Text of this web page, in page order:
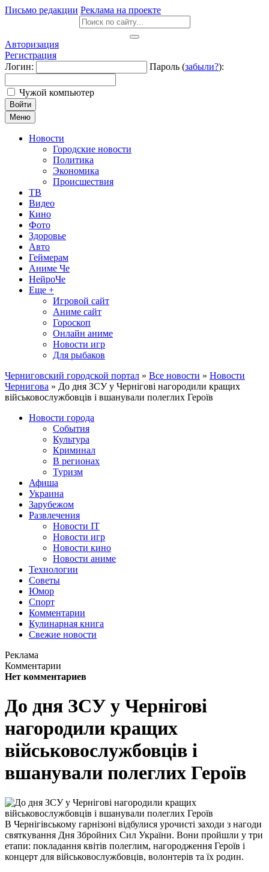
Письмо редакции Реклама на проекте
Авторизация
Регистрация
Логин:
Пароль (забыли?):
Чужой компьютер
Войти
Меню
Новости
Городские новости
Политика
Экономика
Происшествия
ТВ
Видео
Кино
Фото
Здоровье
Авто
Геймерам
Аниме Че
НейроЧе
Еще +
Игровой сайт
Аниме сайт
Гороскоп
Онлайн аниме
Новости игр
Для рыбаков
Черниговский городской портал » Все новости » Новости
Чернигова » До дня ЗСУ у Чернігові нагородили кращих
військовослужбовців і вшанували полеглих Героїв
Новости города
События
Культура
Криминал
В регионах
Туризм
Афиша
Украина
Зарубежом
Развлечения
Новости IT
Новости игр
Новости кино
Новости аниме
Технологии
Советы
Юмор
Спорт
Комментарии
Кулинарная книга
Свежие новости
Реклама
Комментарии
Нет комментариев
До дня ЗСУ у Чернігові
нагородили кращих
військовослужбовців і
вшанували полеглих Героїв
В Чернігівському гарнізоні відбулися урочисті заходи з нагоди
святкування Дня Збройних Сил України. Вони пройшли у три
етапи: покладання квітів полеглим, нагородження Героїв і
концерт для військовослужбовців, волонтерів та їх родин.